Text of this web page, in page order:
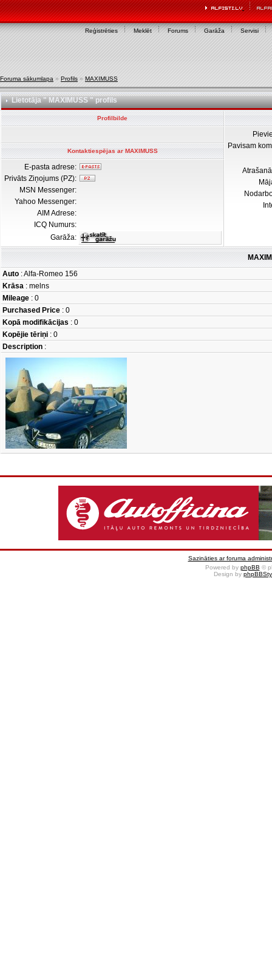
Reģistrēties Meklēt Forums Garāža Servisi
Foruma sākumlapa » Profils » MAXIMUSS
Lietotāja " MAXIMUSS " profils
Profilbilde
Pavisam
Kontaktiespējas ar MAXIMUSS
E-pasta adrese:
Privāts Ziņojums (PZ):
MSN Messenger:
Yahoo Messenger:
AIM Adrese:
ICQ Numurs:
Garāža:
Auto : Alfa-Romeo 156
Krāsa : melns
Mileage : 0
Purchased Price : 0
Kopā modifikācijas : 0
Kopējie tēriņi : 0
Description :
Sazināties ar foruma
Powered by phpBB ©
Design by